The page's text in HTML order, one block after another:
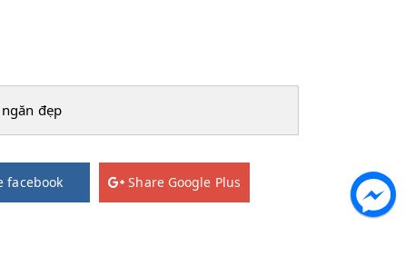
đẹp
facebook Share Google Plus